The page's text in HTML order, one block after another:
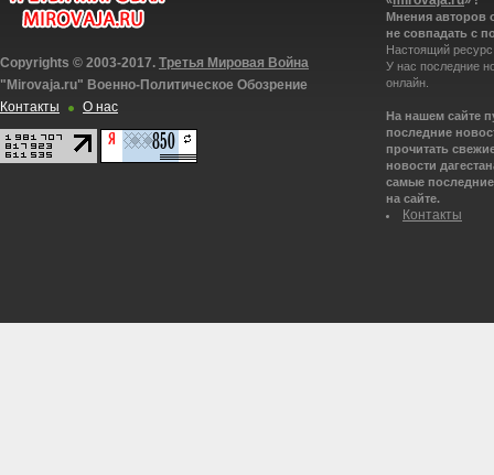
Copyrights © 2003-2017. Третья Мировая Война
"Mirovaja.ru" Военно-Политическое Обозрение
Контакты
О нас
Мнения авторов
не совпадать с
Настоящий
У нас последние
онлайн.
На нашем сайте
последние
прочитать
новости
самые
на сайте.
Контакты